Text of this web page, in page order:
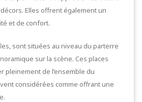
Elles offrent également un
et de confort.
sont situées au niveau du parterre
sur la scène. Ces places
pleinement de l’ensemble du
considérées comme offrant une